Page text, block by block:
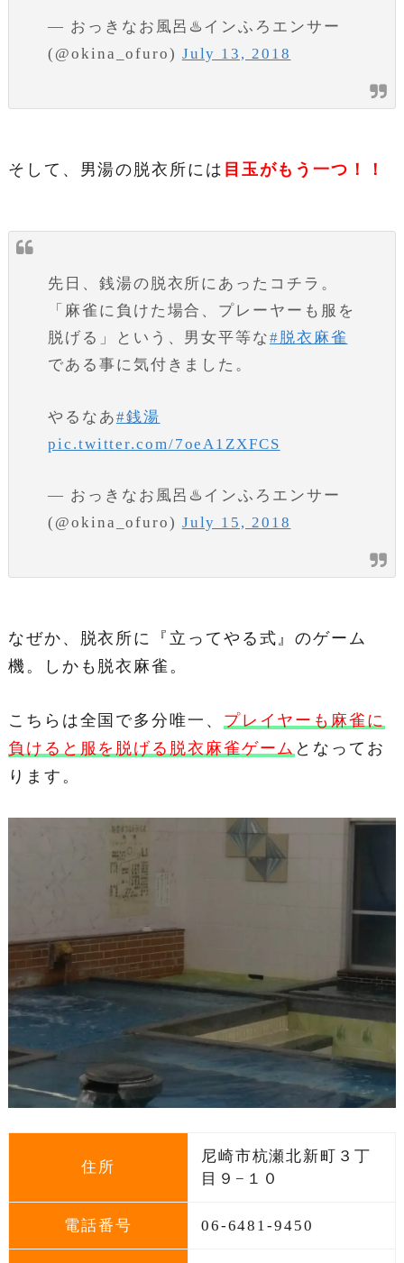
— おっきなお風呂♨️インふろエンサー
(@okina_ofuro) July 13, 2018
そして、男湯の脱衣所には 目玉がもう一つ！！
先日、銭湯の脱衣所にあったコチラ。
「麻雀に負けた場合、プレーヤーも服を
脱げる」という、男女平等な#脱衣麻雀
である事に気付きました。
やるなあ#銭湯
pic.twitter.com/7oeA1ZXFCS
— おっきなお風呂♨️インふろエンサー
(@okina_ofuro) July 15, 2018
なぜか、脱衣所に『立ってやる式』のゲーム
機。しかも脱衣麻雀。
こちらは全国で多分唯一、 プレイヤーも麻雀に
負けると服を脱げる脱衣麻雀ゲーム となってお
ります。
住所
尼崎市杭瀬北新町３丁
目９−１０
電話番号 06-6481-9450